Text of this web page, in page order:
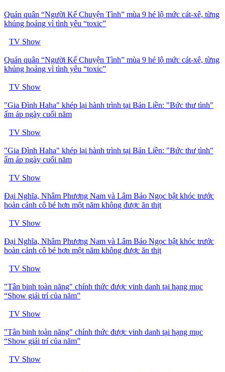
Quán quân “Người Kể Chuyện Tình” mùa 9 hé lộ mức cát-xê, từng
khủng hoảng vì tình yêu “toxic”
TV Show
Quán quân “Người Kể Chuyện Tình” mùa 9 hé lộ mức cát-xê, từng
khủng hoảng vì tình yêu “toxic”
TV Show
"Gia Đình Haha" khép lại hành trình tại Bản Liền: "Bức thư tình"
ấm áp ngày cuối năm
TV Show
"Gia Đình Haha" khép lại hành trình tại Bản Liền: "Bức thư tình"
ấm áp ngày cuối năm
TV Show
Đại Nghĩa, Nhâm Phương Nam và Lâm Bảo Ngọc bật khóc trước
hoàn cảnh cô bé hơn một năm không được ăn thịt
TV Show
Đại Nghĩa, Nhâm Phương Nam và Lâm Bảo Ngọc bật khóc trước
hoàn cảnh cô bé hơn một năm không được ăn thịt
TV Show
"Tân binh toàn năng" chính thức được vinh danh tại hạng mục
“Show giải trí của năm”
TV Show
"Tân binh toàn năng" chính thức được vinh danh tại hạng mục
“Show giải trí của năm”
TV Show